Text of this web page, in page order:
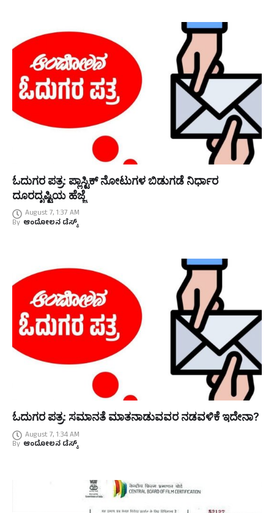
ಓದುಗರ ಪತ್ರ: ಪ್ಲಾಸ್ಟಿಕ್ ನೋಟುಗಳ ಬಿಡುಗಡೆ ನಿರ್ಧಾರ
ದೂರದೃಷ್ಟಿಯ ಹೆಜ್ಜೆ
August 7, 1:37 AM
By ಆಂದೋಲನ ಡೆಸ್ಕ್
ಓದುಗರ ಪತ್ರ: ಸಮಾನತೆ ಮಾತನಾಡುವವರ ನಡವಳಿಕೆ ಇದೇನಾ?
August 7, 1:34 AM
By ಆಂದೋಲನ ಡೆಸ್ಕ್